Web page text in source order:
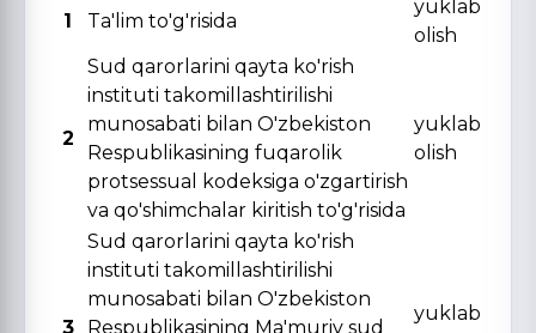
1
Ta'lim to'g'risida
yuklab
olish
2
Sud qarorlarini qayta ko'rish
instituti takomillashtirilishi
munosabati bilan O'zbekiston
Respublikasining fuqarolik
protsessual kodeksiga o'zgartirish
va qo'shimchalar kiritish to'g'risida
yuklab
olish
3
Sud qarorlarini qayta ko'rish
instituti takomillashtirilishi
munosabati bilan O'zbekiston
Respublikasining Ma'muriy sud
yuklab